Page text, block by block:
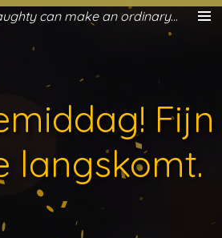
~ A little bit of naughty can make an ordinary day a lot more fun ~